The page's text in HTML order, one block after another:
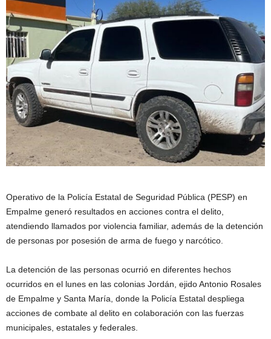
Operativo de la Policía Estatal de Seguridad Pública (PESP) en
Empalme generó resultados en acciones contra el delito,
atendiendo llamados por violencia familiar, además de la detención
de personas por posesión de arma de fuego y narcótico.
La detención de las personas ocurrió en diferentes hechos
ocurridos en el lunes en las colonias Jordán, ejido Antonio Rosales
de Empalme y Santa María, donde la Policía Estatal despliega
acciones de combate al delito en colaboración con las fuerzas
municipales, estatales y federales.